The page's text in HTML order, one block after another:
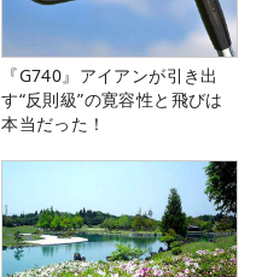
『G740』アイアンが引き出
す“反則級”の寛容性と飛びは
本当だった！